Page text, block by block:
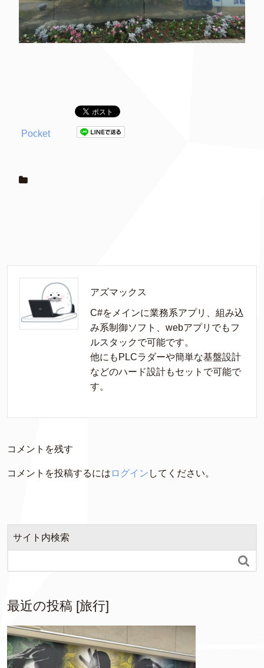
Pocket
アズマックス
C#をメインに業務系アプリ、組み込
み系制御ソフト、webアプリでもフ
ルスタックで可能です。
他にもPLCラダーや簡単な基盤設計
などのハード設計もセットで可能で
す。
コメントを残す
コメントを投稿するには ログイン してください。
サイト内検索

最近の投稿 [旅行]